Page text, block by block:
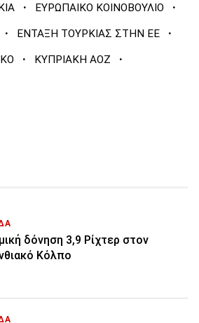
· ΕΥΡΩΠΑΙΚΟ ΚΟΙΝΟΒΟΥΛΙΟ ·
· ΕΝΤΑΞΗ ΤΟΥΡΚΙΑΣ ΣΤΗΝ ΕΕ ·
· ΚΥΠΡΙΑΚΗ ΑΟΖ ·
δόνηση 3,9 Ρίχτερ στον
Κόλπο